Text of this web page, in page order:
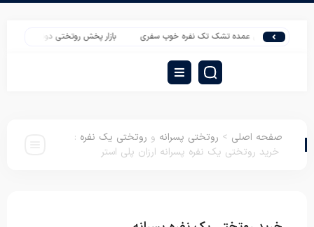
پخش عمده تشک تک نفره خوب سفری بازار پخش روتختی دونفره سه بعدی در تهران
صفحه اصلی > روتختی پسرانه و روتختی یک نفره :
خرید روتختی یک نفره پسرانه ارزان پلی استر